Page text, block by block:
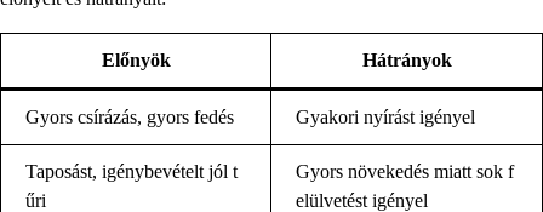
Előnyök Hátrányok
Gyors csírázás, gyors fedés Gyakori nyírást igényel
Taposást, igénybevételt jól t
űri
Gyors növekedés miatt sok f
elülvetést igényel